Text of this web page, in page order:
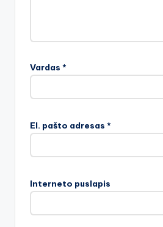
Vardas *
El. pašto adresas *
Interneto puslapis